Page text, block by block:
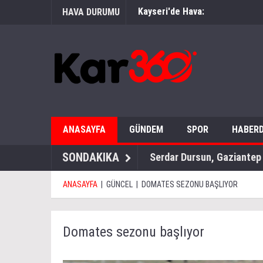
HAVA DURUMU Kayseri'de Hava:
ANASAYFA GÜNDEM SPOR
SONDAKIKA Okul inşaatında çalışan
ANASAYFA GÜNCEL DOMATES SEZONU BAŞLIYOR
Domates sezonu başlıyor